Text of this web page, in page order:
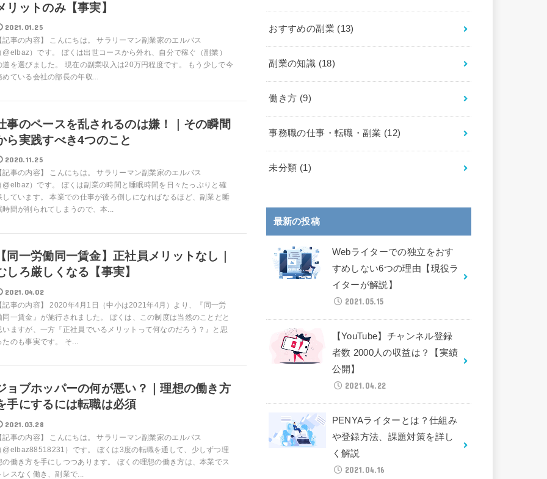
リットのみ【事実】
2021.01.25
記事の内容】 こんにちは。 サラリーマン副業家のエルバス
@elbaz）です。 ぼくは出世コースから外れ、自分で稼ぐ（副業）
道を選びました。 現在の副業収入は20万円程度です。 もう少しで今
めている会社の部長の年収...
事のペースを乱されるのは嫌！｜その瞬間
ら実践すべき4つのこと
2020.11.25
記事の内容】 こんにちは。 サラリーマン副業家のエルバス
@elbaz）です。 ぼくは副業の時間と睡眠時間を日々たっぷりと確
しています。 本業での仕事が後ろ倒しになればなるほど、副業と睡
時間が削られてしまうので、本...
同一労働同一賃金】正社員メリットなし｜
しろ厳しくなる【事実】
2021.04.02
記事の内容】 2020年4月1日（中小は2021年4月）より、『同一労
同一賃金』が施行されました。 ぼくは、この制度は当然のことだと
いますが、一方『正社員でいるメリットって何なのだろう？』と思
たのも事実です。 そ...
ョブホッパーの何が悪い？｜理想の働き方
手にするには転職は必須
2021.03.28
記事の内容】 こんにちは。 サラリーマン副業家のエルバス
@elbaz88518231）です。 ぼくは3度の転職を通して、少しずつ理
の働き方を手にしつつあります。 ぼくの理想の働き方は、本業でス
レスなく働き、副業で...
おすすめの副業 (13)
副業の知識 (18)
働き方 (9)
事務職の仕事・転職・副業 (12)
未分類 (1)
最新の投稿
Webライターでの独立をおす
すめしない6つの理由【現役ラ
イターが解説】
2021.05.15
【YouTube】チャンネル登録
者数 2000人の収益は？【実績
公開】
2021.04.22
PENYAライターとは？仕組み
や登録方法、課題対策を詳し
く解説
2021.04.16